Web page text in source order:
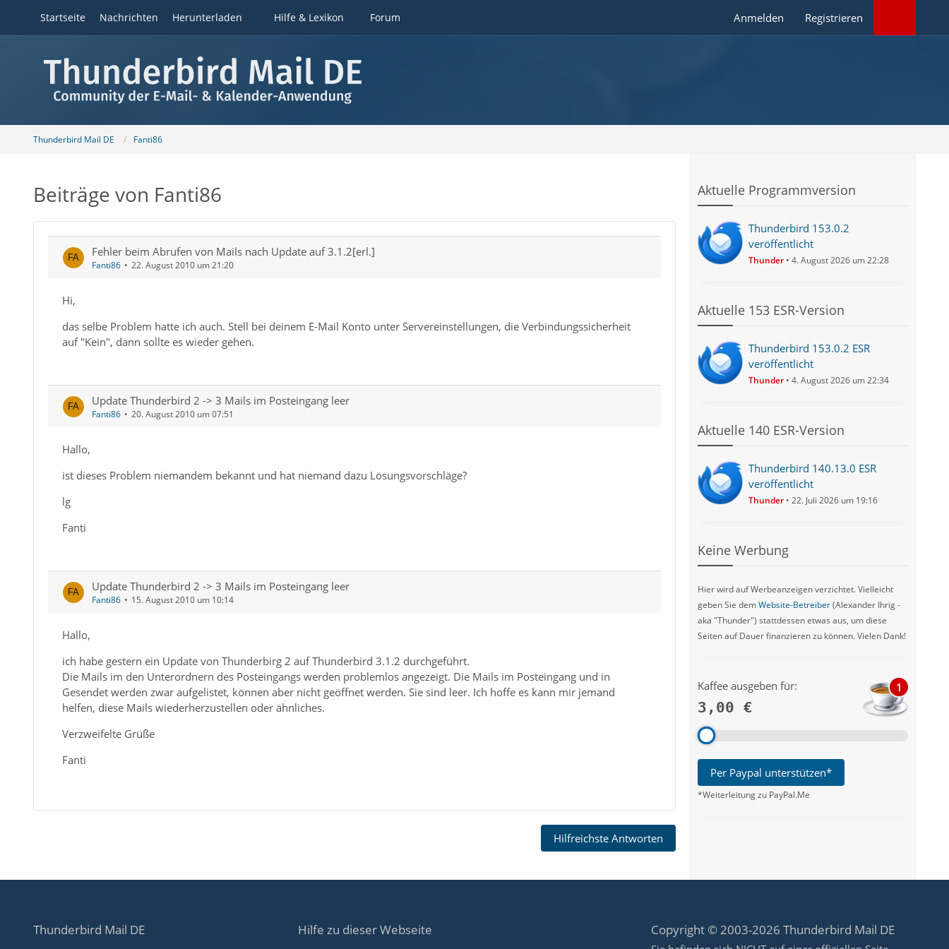
Startseite Nachrichten Herunterladen Hilfe & Lexikon Forum Anmelden Registrieren
Thunderbird Mail DE Fanti86
Beiträge von Fanti86
Fehler beim Abrufen von Mails nach Update auf 3.1.2[erl.]
Fanti86 22. August 2010 um 21:20
Hi,
das selbe Problem hatte ich auch. Stell bei deinem E-Mail Konto unter Servereinstellungen, die Verbindungssicherheit
auf "Kein", dann sollte es wieder gehen.
Update Thunderbird 2 -> 3 Mails im Posteingang leer
Fanti86 20. August 2010 um 07:51
Hallo,
ist dieses Problem niemandem bekannt und hat niemand dazu Lösungsvorschläge?
lg
Fanti
Update Thunderbird 2 -> 3 Mails im Posteingang leer
Fanti86 15. August 2010 um 10:14
Hallo,
ich habe gestern ein Update von Thunderbirg 2 auf Thunderbird 3.1.2 durchgeführt.
Die Mails im den Unterordnern des Posteingangs werden problemlos angezeigt. Die Mails im Posteingang und in
Gesendet werden zwar aufgelistet, können aber nicht geöffnet werden. Sie sind leer. Ich hoffe es kann mir jemand
helfen, diese Mails wiederherzustellen oder ähnliches.
Verzweifelte Grüße
Fanti
Hilfreichste Antworten
Aktuelle Programmversion
Thunderbird 153.0.2
veröffentlicht
Thunder 4. August 2026 um 22:28
Aktuelle 153 ESR-Version
Thunderbird 153.0.2 ESR
veröffentlicht
Thunder 4. August 2026 um 22:34
Aktuelle 140 ESR-Version
Thunderbird 140.13.0 ESR
veröffentlicht
Thunder 22. Juli 2026 um 19:16
Keine Werbung
Hier wird auf Werbeanzeigen verzichtet. Vielleicht
geben Sie demWebsite-Betreiber(Alexander Ihrig -
aka "Thunder") stattdessen etwas aus, um diese
Seiten auf Dauer finanzieren zu können. Vielen Dank!
Kaffee ausgeben für:
3,00 €
1
Per Paypal unterstützen*
*Weiterleitung zu PayPal.Me
Thunderbird Mail DE Hilfe zu dieser Webseite Copyright © 2003-2026 Thunderbird Mail DE